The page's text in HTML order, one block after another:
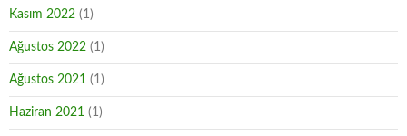
Kasım 2022 (1)
Ağustos 2022 (1)
Ağustos 2021 (1)
Haziran 2021 (1)